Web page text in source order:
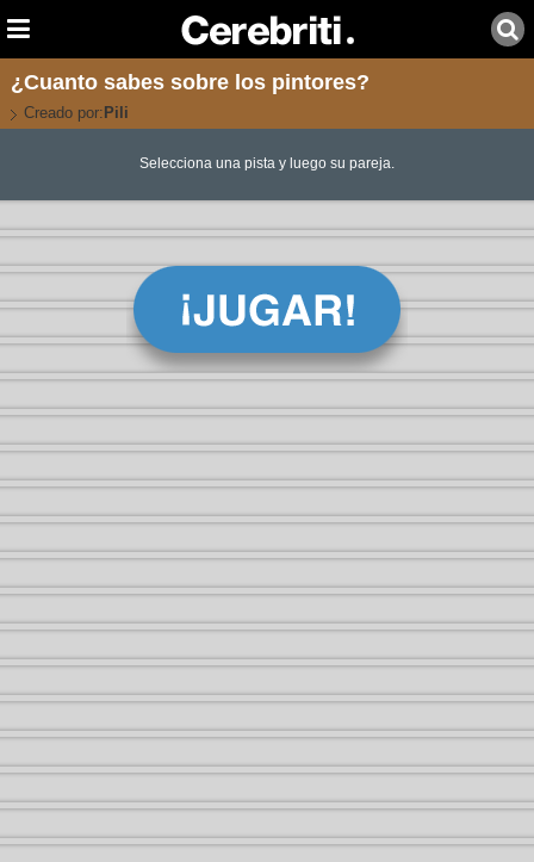
¿Cuanto sabes sobre los pintores?
Creado por: Pili
Selecciona una pista y luego su pareja.